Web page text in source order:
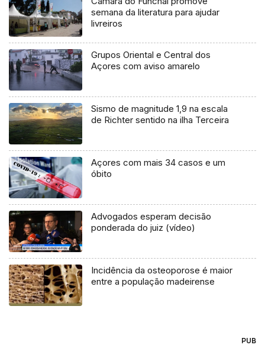
semana da literatura para ajudar
livreiros
Grupos Oriental e Central dos
Açores com aviso amarelo
Sismo de magnitude 1,9 na escala
de Richter sentido na ilha Terceira
Açores com mais 34 casos e um
óbito
Advogados esperam decisão
ponderada do juiz (vídeo)
Incidência da osteoporose é maior
entre a população madeirense
PUB